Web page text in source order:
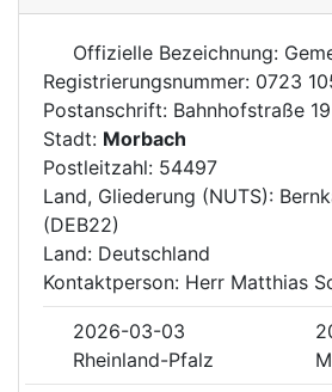
Offizielle Bezeichnung:
Registrierungsnummer: 0723
Postanschrift: Bahnhofstraße 19
Stadt: Morbach
Postleitzahl: 54497
Land, Gliederung (NUTS):
(DEB22)
Land: Deutschland
Kontaktperson: Herr Matthias
2026-03-03
Rheinland-Pfalz